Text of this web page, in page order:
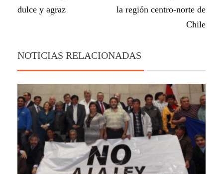
dulce y agraz
la región centro-norte de
Chile
NOTICIAS RELACIONADAS